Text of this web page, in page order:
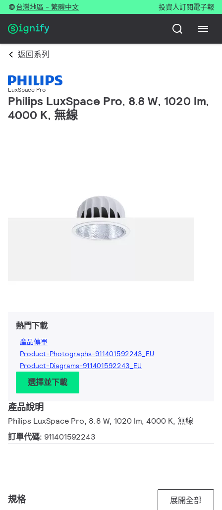
台灣地區 - 繁體中文 投資人訂閱電子報
返回系列
LuxSpace Pro
Philips LuxSpace Pro, 8.8 W, 1020 lm,
4000 K, 無線
熱門下載
產品傳單
Product-Photographs-911401592243_EU
Product-Diagrams-911401592243_EU
選擇並下載
產品說明
Philips LuxSpace Pro, 8.8 W, 1020 lm, 4000 K, 無線
訂單代碼: 911401592243
規格 展開全部